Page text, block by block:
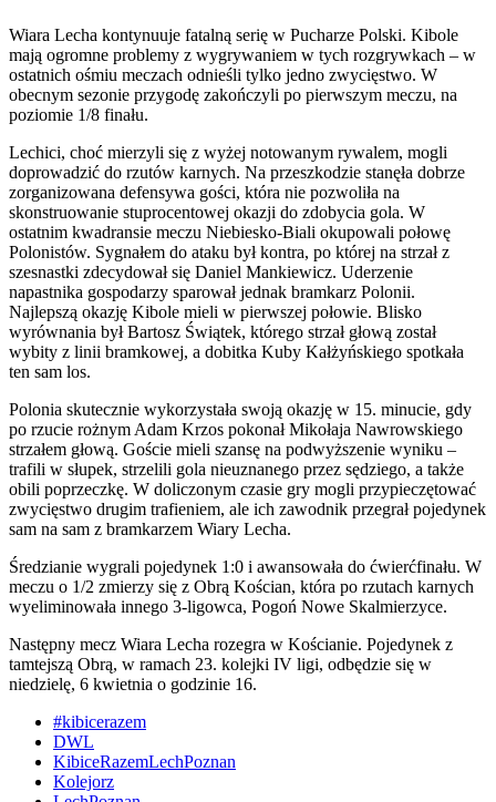
Wiara Lecha kontynuuje fatalną serię w Pucharze Polski. Kibole
mają ogromne problemy z wygrywaniem w tych rozgrywkach – w
ostatnich ośmiu meczach odnieśli tylko jedno zwycięstwo. W
obecnym sezonie przygodę zakończyli po pierwszym meczu, na
poziomie 1/8 finału.
Lechici, choć mierzyli się z wyżej notowanym rywalem, mogli
doprowadzić do rzutów karnych. Na przeszkodzie stanęła dobrze
zorganizowana defensywa gości, która nie pozwoliła na
skonstruowanie stuprocentowej okazji do zdobycia gola. W
ostatnim kwadransie meczu Niebiesko-Biali okupowali połowę
Polonistów. Sygnałem do ataku był kontra, po której na strzał z
szesnastki zdecydował się Daniel Mankiewicz. Uderzenie
napastnika gospodarzy sparował jednak bramkarz Polonii.
Najlepszą okazję Kibole mieli w pierwszej połowie. Blisko
wyrównania był Bartosz Świątek, którego strzał głową został
wybity z linii bramkowej, a dobitka Kuby Kałżyńskiego spotkała
ten sam los.
Polonia skutecznie wykorzystała swoją okazję w 15. minucie, gdy
po rzucie rożnym Adam Krzos pokonał Mikołaja Nawrowskiego
strzałem głową. Goście mieli szansę na podwyższenie wyniku –
trafili w słupek, strzelili gola nieuznanego przez sędziego, a także
obili poprzeczkę. W doliczonym czasie gry mogli przypieczętować
zwycięstwo drugim trafieniem, ale ich zawodnik przegrał pojedynek
sam na sam z bramkarzem Wiary Lecha.
Średzianie wygrali pojedynek 1:0 i awansowała do ćwierćfinału. W
meczu o 1/2 zmierzy się z Obrą Kościan, która po rzutach karnych
wyeliminowała innego 3-ligowca, Pogoń Nowe Skalmierzyce.
Następny mecz Wiara Lecha rozegra w Kościanie. Pojedynek z
tamtejszą Obrą, w ramach 23. kolejki IV ligi, odbędzie się w
niedzielę, 6 kwietnia o godzinie 16.
#kibicerazem
DWL
KibiceRazemLechPoznan
Kolejorz